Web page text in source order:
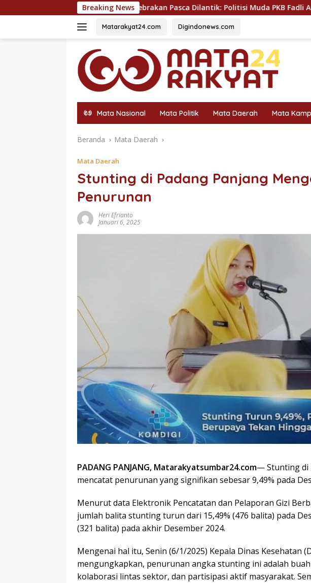
ke
Breaking News
Gebrakan Pasca Dilantik: Politisi Muda PKB Fadli Aulia Serap Rintihan
Matarakyat24.com Digindonews.com
Mata Nasional Mata Politik Mata Daerah Mata
Beranda Mata Daerah
Mata Daerah
Stunting di Padang Panjang
Penurunan
Heri Efrianto
Januari 6, 2025
PADANG PANJANG, Matarakyatsumbar24.com— Stunting di
mencatat penurunan yang signifikan sebesar 9,49% pada
Menurut data Elektronik Pencatatan dan Pelaporan Gizi
jumlah balita stunting turun dari 15,49% (476 balita) pada
(321 balita) pada akhir Desember 2024.
Mengenai hal itu, Senin (6/1/2025) Kepala Dinas Kesehatan
mengungkapkan, penurunan angka stunting ini adalah
kolaborasi lintas sektor, dan partisipasi aktif masyarakat.